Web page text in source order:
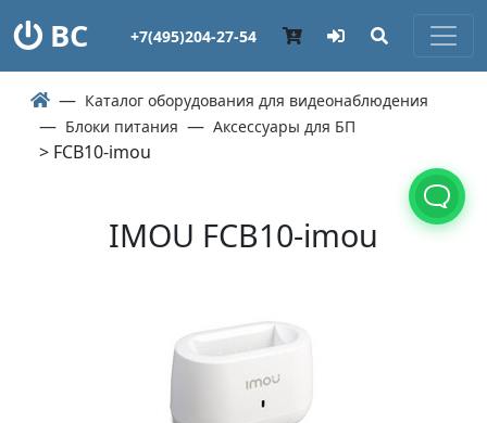
ВС +7(495)204-27-54
Каталог оборудования для видеонаблюдения
Блоки питания
Аксессуары для БП
> FCB10-imou
IMOU FCB10-imou